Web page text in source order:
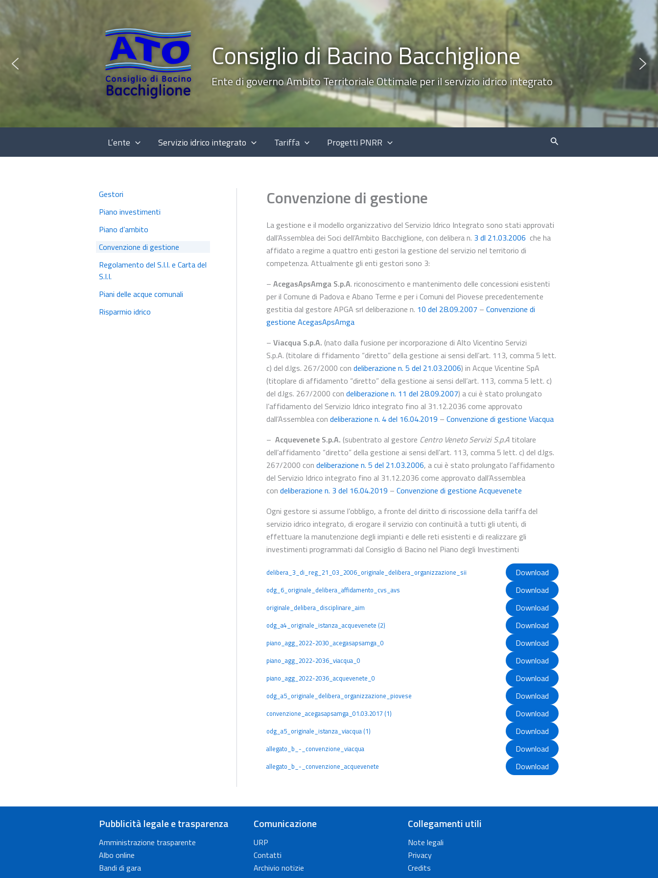
contenuto
Consiglio di Bacino Bacchiglione
Ente di governo Ambito Territoriale Ottimale per il servizio idrico integrato
L’ente Servizio idrico integrato Tariffa Progetti PNRR Cerca
Gestori
Piano investimenti
Piano d’ambito
Convenzione di gestione
Regolamento del S.I.I. e Carta del
S.I.I.
Piani delle acque comunali
Risparmio idrico
Convenzione di gestione
La gestione e il modello organizzativo del Servizio Idrico Integrato sono stati approvati
dall’Assemblea dei Soci dell’Ambito Bacchiglione, con delibera n. 3 dl 21.03.2006 che ha
affidato a regime a quattro enti gestori la gestione del servizio nel territorio di
competenza. Attualmente gli enti gestori sono 3:
– AcegasApsAmga S.p.A. riconoscimento e mantenimento delle concessioni esistenti
per il Comune di Padova e Abano Terme e per i Comuni del Piovese precedentemente
gestitia dal gestore APGA srl deliberazione n. 10 del 28.09.2007 – Convenzione di
gestione AcegasApsAmga
– Viacqua S.p.A. (nato dalla fusione per incorporazione di Alto Vicentino Servizi
S.p.A. (titolare di ffidamento “diretto” della gestione ai sensi dell’art. 113, comma 5 lett.
c) del d.lgs. 267/2000 con deliberazione n. 5 del 21.03.2006) in Acque Vicentine SpA
(titoplare di affidamento “diretto” della gestione ai sensi dell’art. 113, comma 5 lett. c)
del d.lgs. 267/2000 con deliberazione n. 11 del 28.09.2007) a cui è stato prolungato
l’affidamento del Servizio Idrico integrato fino al 31.12.2036 come approvato
dall’Assemblea con deliberazione n. 4 del 16.04.2019 – Convenzione di gestione Viacqua
– Acquevenete S.p.A. (subentrato al gestore Centro Veneto Servizi S.p.A titolare
dell’affidamento “diretto” della gestione ai sensi dell’art. 113, comma 5 lett. c) del d.lgs.
267/2000 con deliberazione n. 5 del 21.03.2006, a cui è stato prolungato l’affidamento
del Servizio Idrico integrato fino al 31.12.2036 come approvato dall’Assemblea
con deliberazione n. 3 del 16.04.2019 – Convenzione di gestione Acquevenete
Ogni gestore si assume l’obbligo, a fronte del diritto di riscossione della tariffa del
servizio idrico integrato, di erogare il servizio con continuità a tutti gli utenti, di
effettuare la manutenzione degli impianti e delle reti esistenti e di realizzare gli
investimenti programmati dal Consiglio di Bacino nel Piano degli Investimenti
delibera_3_di_reg_21_03_2006_originale_delibera_organizzazione_sii Download
odg_6_originale_delibera_affidamento_cvs_avs Download
originale_delibera_disciplinare_aim Download
odg_a4_originale_istanza_acquevenete (2) Download
piano_agg_2022-2030_acegasapsamga_0 Download
piano_agg_2022-2036_viacqua_0 Download
piano_agg_2022-2036_acquevenete_0 Download
odg_a5_originale_delibera_organizzazione_piovese Download
convenzione_acegasapsamga_01.03.2017 (1) Download
odg_a5_originale_istanza_viacqua (1) Download
allegato_b_-_convenzione_viacqua Download
allegato_b_-_convenzione_acquevenete Download
Pubblicità legale e trasparenza
Amministrazione trasparente
Albo online
Bandi di gara
Comunicazione
URP
Contatti
Archivio notizie
Collegamenti utili
Note legali
Privacy
Credits